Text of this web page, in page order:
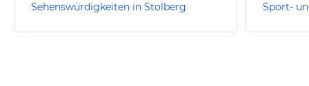
Sehenswürdigkeiten in Stolberg